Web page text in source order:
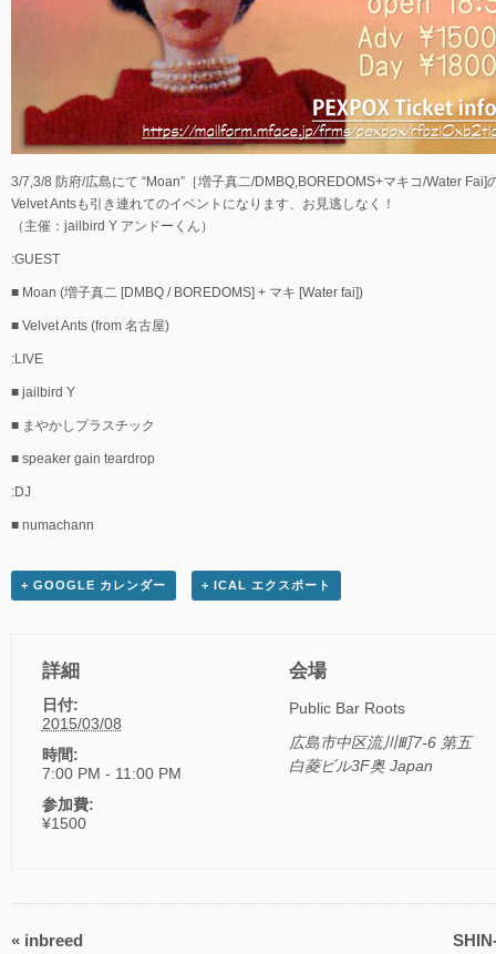
3/7,3/8 防府/広島にて “Moan”［増子真二/DMBQ,BOREDOMS+マキコ/Water Fai]
Velvet Antsも引き連れてのイベントになります、お見逃しなく！
（主催：jailbird Y アンドーくん）
:GUEST
■ Moan (増子真二 [DMBQ / BOREDOMS] + マキ [Water fai])
■ Velvet Ants (from 名古屋)
:LIVE
■ jailbird Y
■ まやかしプラスチック
■ speaker gain teardrop
:DJ
■ numachann
+ GOOGLE カレンダー + ICAL エクスポート
詳細
日付:
2015/03/08
時間:
7:00 PM - 11:00 PM
参加費:
¥1500
会場
Public Bar Roots
広島市中区流川町7-6 第五
白菱ビル3F奥 Japan
イ
« inbreed